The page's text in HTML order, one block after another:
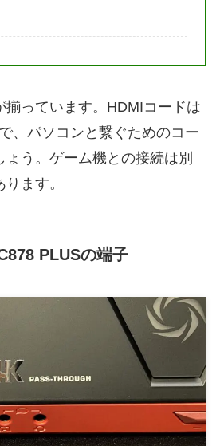
揃っています。HDMIコードは
、パソコンと繋ぐためのコー
ょう。ゲーム機との接続は別
ます。
PLUSの端子